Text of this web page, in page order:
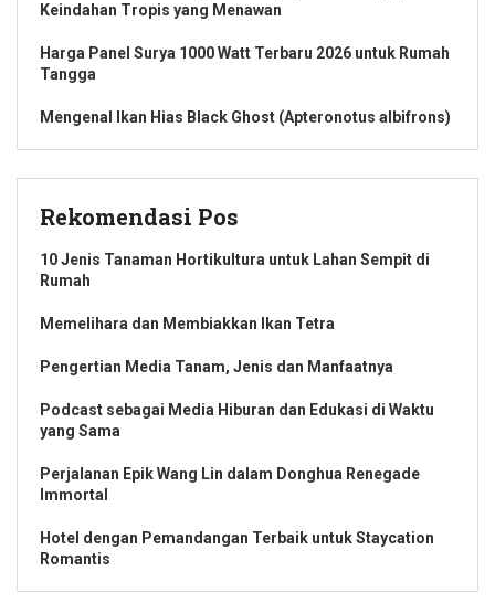
Keindahan Tropis yang Menawan
Harga Panel Surya 1000 Watt Terbaru 2026 untuk Rumah
Tangga
Mengenal Ikan Hias Black Ghost (Apteronotus albifrons)
Rekomendasi Pos
10 Jenis Tanaman Hortikultura untuk Lahan Sempit di
Rumah
Memelihara dan Membiakkan Ikan Tetra
Pengertian Media Tanam, Jenis dan Manfaatnya
Podcast sebagai Media Hiburan dan Edukasi di Waktu
yang Sama
Perjalanan Epik Wang Lin dalam Donghua Renegade
Immortal
Hotel dengan Pemandangan Terbaik untuk Staycation
Romantis